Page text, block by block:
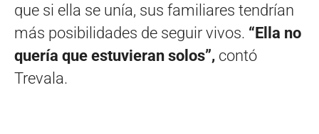
que si ella se unía, sus familiares tendrían
más posibilidades de seguir vivos. “Ella no
quería que estuvieran solos”, contó
Trevala.